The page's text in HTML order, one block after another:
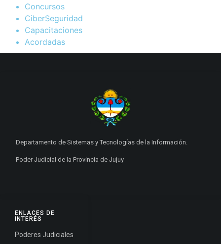
Concursos
CiberSeguridad
Capacitaciones
Acordadas
ENLACES DE
INTERÉS
Poderes Judiciales
Departamento de Sistemas y Tecnologías de la Información.
Poder Judicial de la Provincia de Jujuy